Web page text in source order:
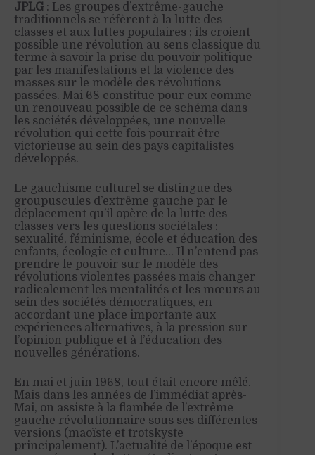
JPLG : Les groupes d’extrême-gauche
traditionnels se réfèrent à la lutte des
classes et aux luttes populaires ; ils croient
possible une révolution au sens classique du
terme à savoir la prise du pouvoir politique
par les manifestations et la violence des
masses sur le modèle des révolutions
passées. Mai 68 constitue pour eux comme
un renouveau possible de ce schéma dans
les sociétés développées, une nouvelle
révolution qui cette fois pourrait être
victorieuse au sein des pays capitalistes
développés.
Le gauchisme culturel se distingue des
groupuscules d’extrême gauche par le
déplacement qu’il opère de la lutte des
classes vers les questions sociétales :
sexualité, féminisme, école et éducation des
enfants, écologie et culture… Il n’entend pas
prendre le pouvoir sur le modèle des
révolutions violentes passées mais changer
radicalement les mentalités et les mœurs au
sein des sociétés démocratiques, en
accordant une place importante aux
expériences alternatives, à la pression sur
l’opinion publique et à l’éducation des
nouvelles générations.
En mai et juin 1968, tout était encore mêlé.
Mais dans les années de l’immédiat après-
Mai, on assiste à la flambée de l’extrême
gauche révolutionnaire sous ses différentes
versions (maoïste et trotskyste
principalement). L’actualité de l’époque est